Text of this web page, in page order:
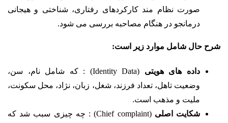
صورت نظام مند کارکردهای رفتاری، شناختی و هیجانی
درمانجو در هنگام مصاحبه بررسی می شود.
شرح حال شامل موارد زیر است:
داده های هویتی
(Identity Data) : که شامل نام، سن،
وضعیت تاهل، تعداد فرزند، شغل، زبان، نژاد، محل سکونت،
ملیت و مذهب است.
شکایت اصلی
(Chief complaint) : چه چیزی سبب شد که